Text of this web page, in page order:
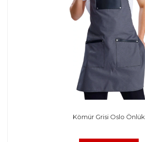
Kömür Grisi Oslo Önlük